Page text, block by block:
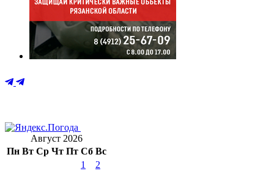
Август 2026
Пн Вт Ср Чт Пт Сб Вс
1
2